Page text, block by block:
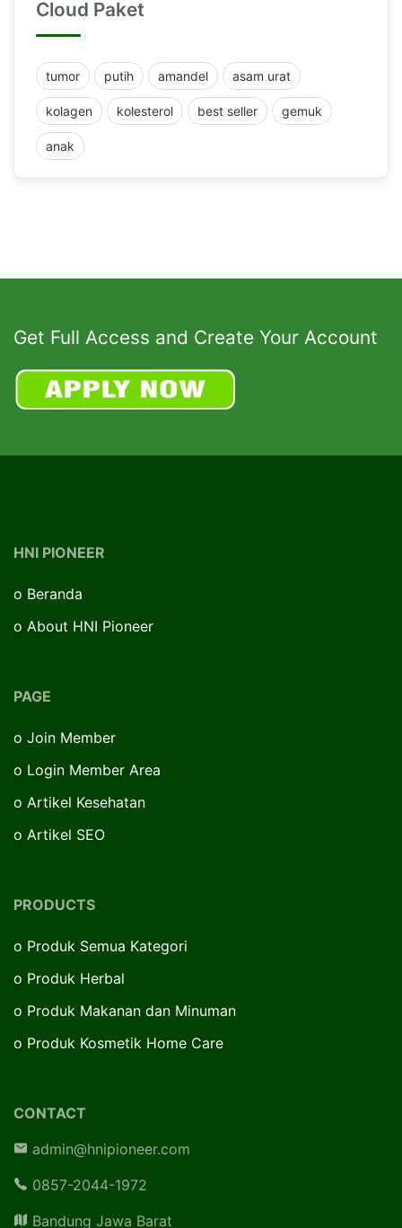
Cloud Paket
tumor putih amandel asam urat
kolagen kolesterol best seller gemuk
anak
Get Full Access and Create Your Account
HNI PIONEER
o Beranda
o About HNI Pioneer
PAGE
o Join Member
o Login Member Area
o Artikel Kesehatan
o Artikel SEO
PRODUCTS
o Produk Semua Kategori
o Produk Herbal
o Produk Makanan dan Minuman
o Produk Kosmetik Home Care
CONTACT
admin@hnipioneer.com
0857-2044-1972
Bandung Jawa Barat